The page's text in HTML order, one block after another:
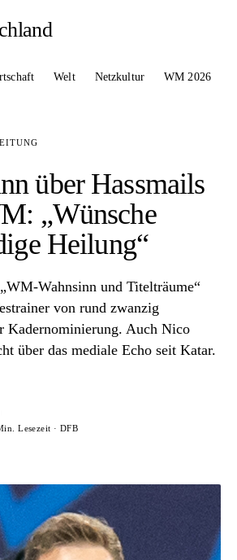
Welt Netzkultur WM 2026
über Hassmails
„Wünsche
Heilung“
Wahnsinn und Titelträume“
von rund zwanzig
Kadernominierung. Auch Nico
über das mediale Echo seit Katar.
Lesezeit · DFB